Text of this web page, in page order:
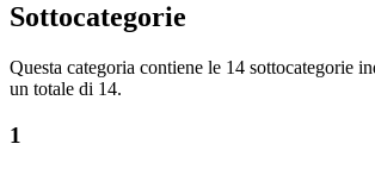
Sottocategorie
Questa categoria contiene le 14 sottocategorie
un totale di 14.
1